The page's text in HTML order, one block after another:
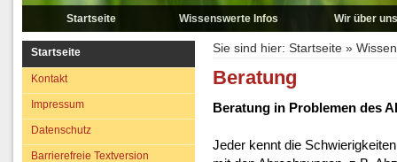
Startseite
Impressum
Barrierefreie Textversion
Wissenswerte Infos
Beitrittserklärung
Beratung
Wir über uns
Das möchten
Startseite
Kontakt
Impressum
Datenschutz
Barrierefreie Textversion
Sie sind hier: Startseite »
Beratung
Beratung in Problemen des
Jeder kennt die